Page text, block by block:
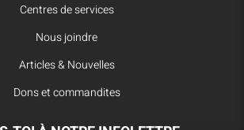
Centres de services
Nous joindre
Articles & Nouvelles
Dons et commandites